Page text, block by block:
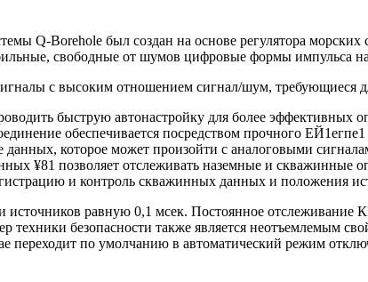
Q-Borehole был создан на основе регулятора
свободные от шумов цифровые формы импульса
с высоким отношением сигнал/шум,
быструю автонастройку для более эффективных
обеспечивается посредством прочного
данных, которое может произойти с аналоговыми
¥81 позволяет отслеживать наземные и скважинные
и контроль скважинных данных и положения
источников равную 0,1 мсек. Постоянное
техники безопасности также является неотъемлемым
переходит по умолчанию в автоматический режим